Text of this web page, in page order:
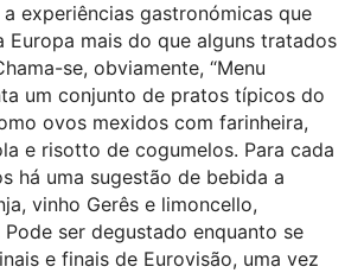
experiências gastronómicas que
Europa mais do que alguns tratados
se, obviamente, “Menu
um conjunto de pratos típicos do
ovos mexidos com farinheira,
e risotto de cogumelos. Para cada
há uma sugestão de bebida a
vinho Gerês e limoncello,
ser degustado enquanto se
e finais de Eurovisão, uma vez